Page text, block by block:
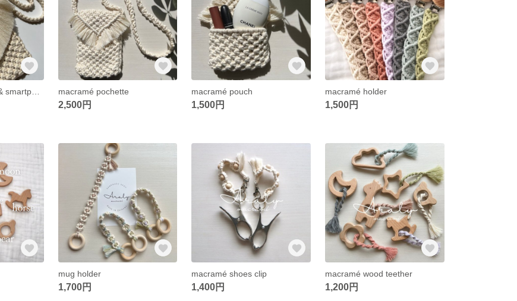
macramé pochette & smartphone shoulder macramé pochette
2,500円
macramé pouch
1,500円
macramé holder
1,500円
mug holder
1,700円
macramé shoes clip
1,400円
macramé wood teether
1,200円